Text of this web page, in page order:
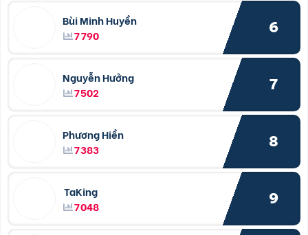
Bùi Minh Huyền
7790
6
Nguyễn Hưởng
7502
7
Phương Hiền
7383
8
TaKing
7048
9